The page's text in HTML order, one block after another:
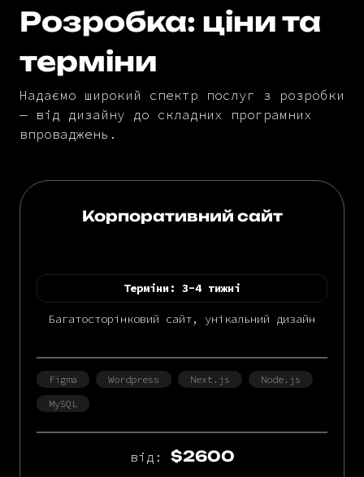
Розробка: ціни та
терміни
Надаємо широкий спектр послуг з розробки
— від дизайну до складних програмних
впроваджень.
Корпоративний сайт
Терміни: 3-4 тижні
Багатосторінковий сайт, унікальний дизайн
Figma Wordpress Next.js
Node.js
MySQL
від: $2600